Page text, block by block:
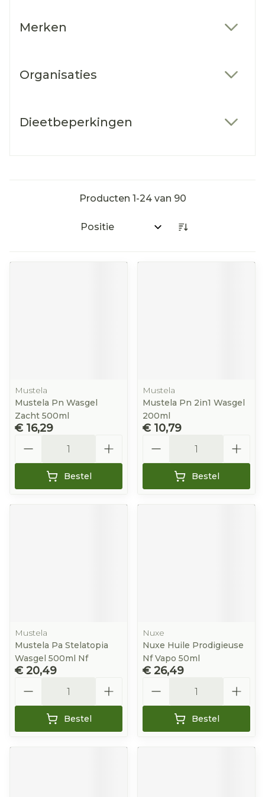
Merken
Organisaties
Dieetbeperkingen
Producten 1-24van 90
Sorteer op:
Mustela
Mustela Pn Wasgel
Zacht 500ml
€ 16,29
Bestel
Mustela
Mustela Pn 2in1 Wasgel
200ml
€ 10,79
Bestel
Mustela
Mustela Pa Stelatopia
Wasgel 500ml Nf
€ 20,49
Bestel
Nuxe
Nuxe Huile Prodigieuse
Nf Vapo 50ml
€ 26,49
Bestel